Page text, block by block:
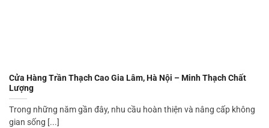
Cửa Hàng Trần Thạch Cao Gia Lâm, Hà Nội – Minh Thạch Chất
Lượng
Trong những năm gần đây, nhu cầu hoàn thiện và nâng cấp không
gian sống [...]